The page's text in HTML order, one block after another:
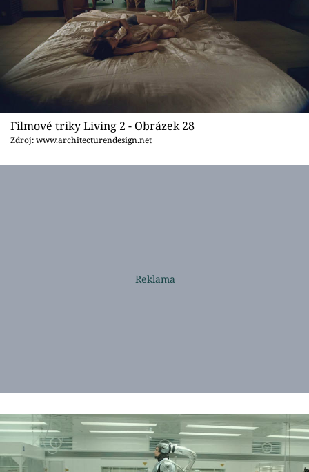
Filmové triky Living 2 - Obrázek 28
Zdroj: www.architecturendesign.net